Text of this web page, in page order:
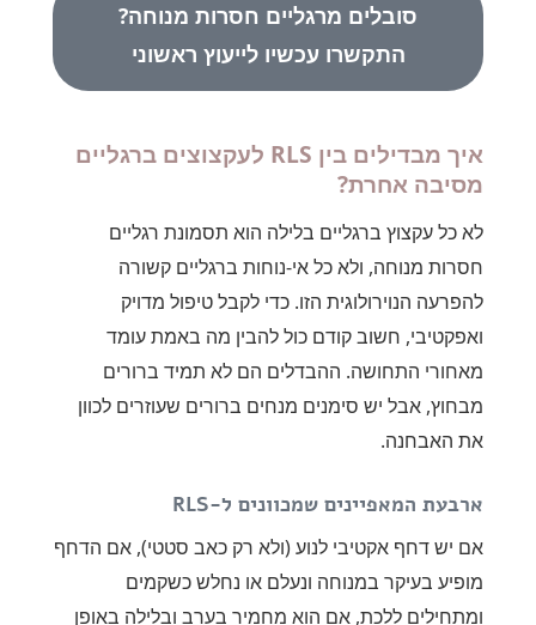
סובלים מרגליים חסרות מנוחה?
התקשרו עכשיו לייעוץ ראשוני
איך מבדילים בין RLS לעקצוצים ברגליים
מסיבה אחרת?
לא כל עקצוץ ברגליים בלילה הוא תסמונת רגליים
חסרות מנוחה, ולא כל אי-נוחות ברגליים קשורה
להפרעה הנוירולוגית הזו. כדי לקבל טיפול מדויק
ואפקטיבי, חשוב קודם כול להבין מה באמת עומד
מאחורי התחושה. ההבדלים הם לא תמיד ברורים
מבחוץ, אבל יש סימנים מנחים ברורים שעוזרים לכוון
את האבחנה.
ארבעת המאפיינים שמכוונים ל-RLS
אם יש דחף אקטיבי לנוע (ולא רק כאב סטטי), אם הדחף
מופיע בעיקר במנוחה ונעלם או נחלש כשקמים
ומתחילים ללכת, אם הוא מחמיר בערב ובלילה באופן